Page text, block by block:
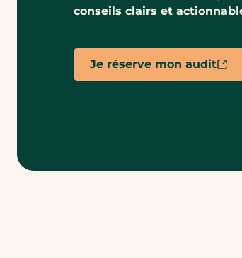
conseils clairs et
Je réserve mon audit